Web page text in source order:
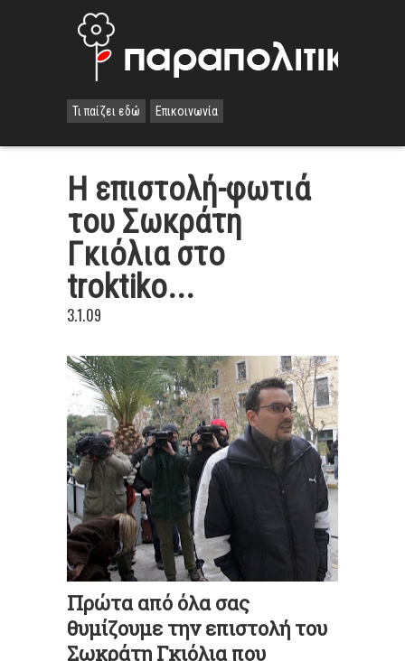
Τι παίζει εδώ Επικοινωνία
Η επιστολή-φωτιά
του Σωκράτη
Γκιόλια στο
troktiko...
3.1.09
Πρώτα από όλα σας
θυμίζουμε την επιστολή του
Σωκράτη Γκιόλια που